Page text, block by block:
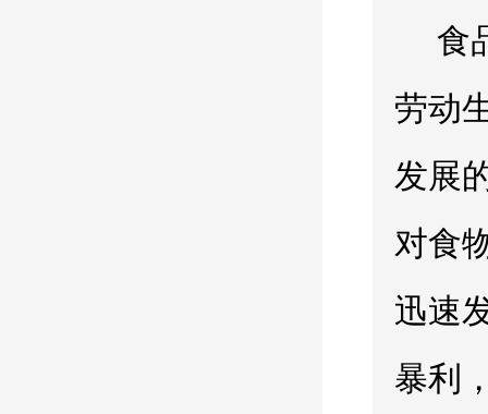
食
劳动
发展
对食
迅速
暴利